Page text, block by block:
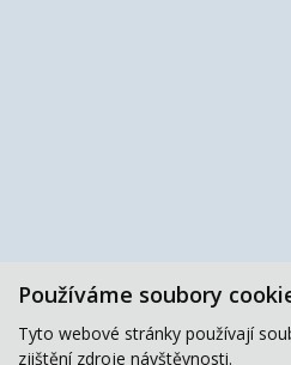
Používáme soubory
Tyto webové stránky používají
zjištění zdroje návštěvnosti.